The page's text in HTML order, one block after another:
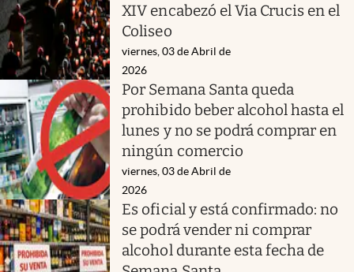
XIV encabezó el Via Crucis en el
Coliseo
viernes, 03 de Abril de
2026
Por Semana Santa queda
prohibido beber alcohol hasta el
lunes y no se podrá comprar en
ningún comercio
viernes, 03 de Abril de
2026
Es oficial y está confirmado: no
se podrá vender ni comprar
alcohol durante esta fecha de